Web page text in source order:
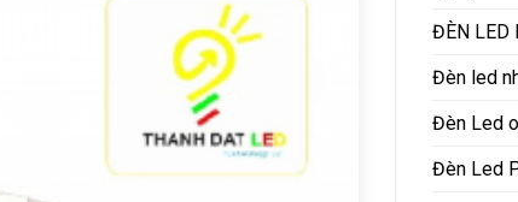
ĐÈN LED
Đèn led
Đèn Led
Đèn Led